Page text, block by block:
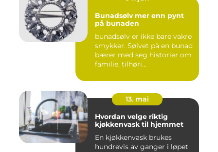
Bunadsølv mer enn pynt
på bunaden
bunadsølv er ikke bare vakre
smykker. Sølvet på en bunad
bærer med seg historier om
familie, tilhøri...
13. mai
Hvordan velge riktig
kjøkkenvask til hjemmet
En kjøkkenvask brukes
hundrevis av ganger i løpet